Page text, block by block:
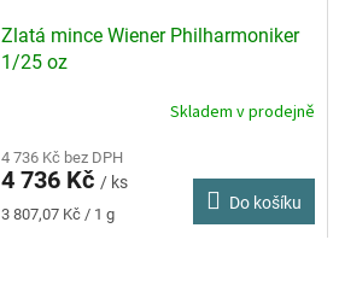
Zlatá mince Wiener Philharmoniker
1/25 oz
Skladem v prodejně
4 736 Kč bez DPH
4 736 Kč / ks
Měrná
3 807,07 Kč / 1 g
Do košíku